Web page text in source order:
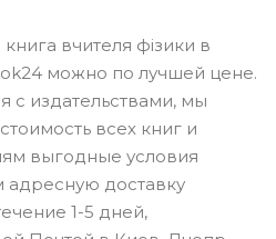
книга вчителя фізики в
можно по лучшей цене.
с издательствами, мы
всех книг и
выгодные условия
адресную доставку
1-5 дней,